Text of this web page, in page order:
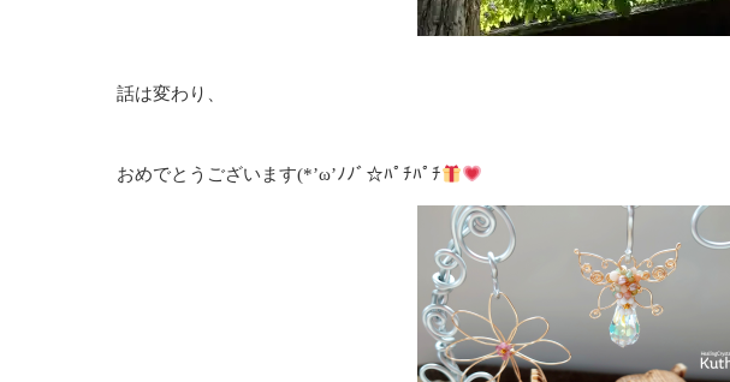
話は変わり、
おめでとうございます(*’ω’ﾉﾉﾞ☆ﾊﾟﾁﾊﾟﾁ